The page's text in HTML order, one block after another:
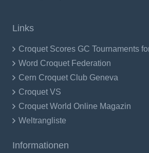
Links
Croquet Scores GC Tournaments
Word Croquet Federation
Cern Croquet Club Geneva
Croquet VS
Croquet World Online Magazin
Weltrangliste
Informationen